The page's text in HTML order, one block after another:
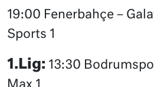
19:00 Fenerbahçe –
Sports 1
1.Lig: 13:30